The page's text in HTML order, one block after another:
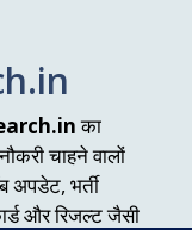
का
चाहने वालों
अपडेट, भर्ती
और रिजल्ट जैसी